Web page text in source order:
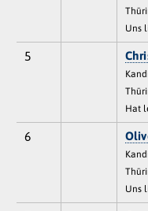
Uns
5
Hat
6
Uns